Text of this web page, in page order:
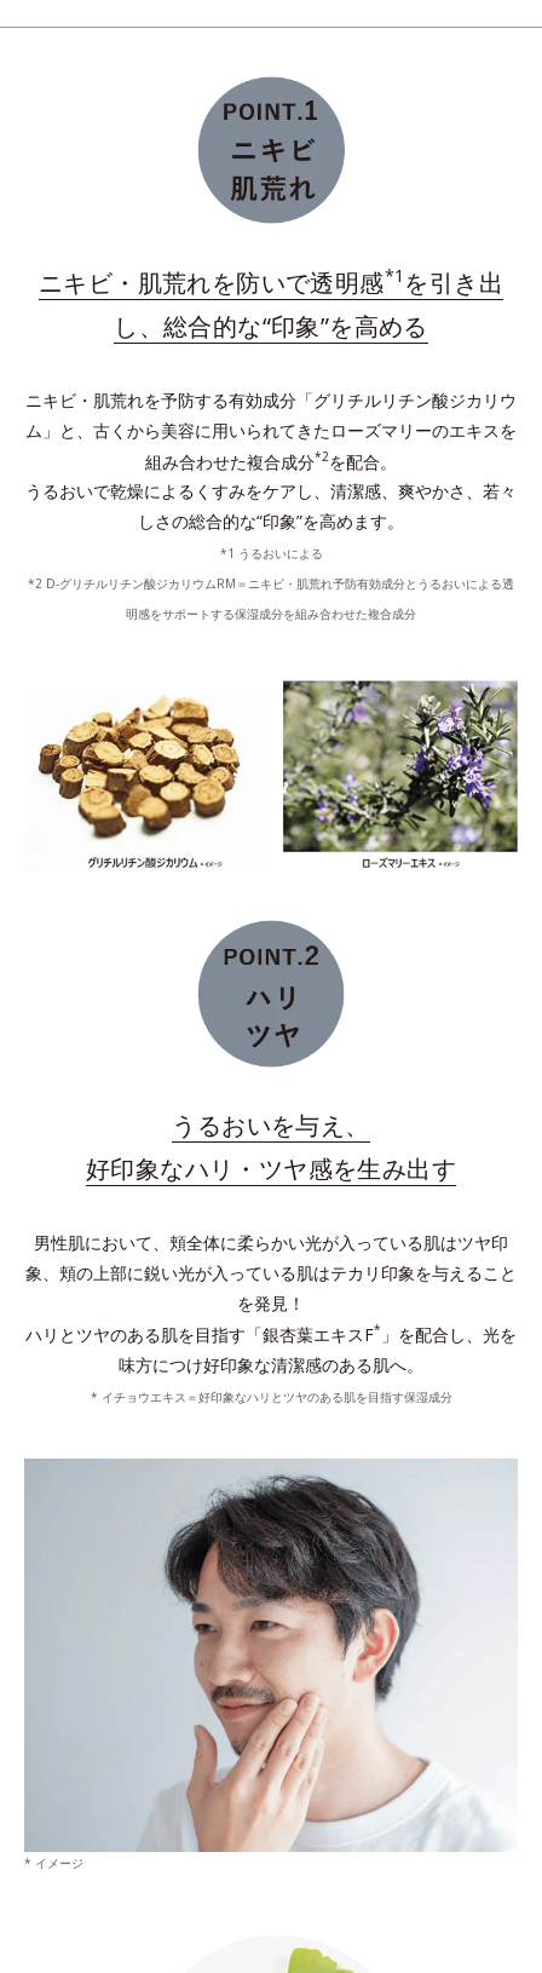
プラスに帯電したイオニックコラーゲン
*水溶性コラーゲン液（魚起源）＝保湿成分
ダブルプロテクトパウダーが肌上に均一に整列。長時
間うるおいを保持し、余分な皮脂を吸着し、テカリを
ニキビ・肌荒れを防いで透明感*1 を引き出
し、総合的な“印象”を高める
ニキビ・肌荒れを予防する有効成分「グリチルリチン酸ジカリウ
ム」と、古くから美容に用いられてきたローズマリーのエキスを
組み合わせた複合成分*2を配合。
うるおいで乾燥によるくすみをケアし、清潔感、爽やかさ、若々
しさの総合的な“印象”を高めます。
*1 うるおいによる
*2 D-グリチルリチン酸ジカリウムRM＝ニキビ・肌荒れ予防有効成分とうるおいによる透
明感をサポートする保湿成分を組み合わせた複合成分
うるおいを与え、
好印象なハリ・ツヤ感を生み出す
男性肌において、頬全体に柔らかい光が入っている肌はツヤ印
象、頬の上部に鋭い光が入っている肌はテカリ印象を与えること
を発見！
ハリとツヤのある肌を目指す「銀杏葉エキスF* 」を配合し、光を
味方につけ好印象な清潔感のある肌へ。
* イチョウエキス＝好印象なハリとツヤのある肌を目指す保湿成分
* イメージ